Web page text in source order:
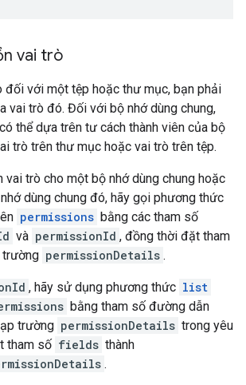
vai trò
đối với một tệp hoặc thư mục, bạn phải
vai trò đó. Đối với bộ nhớ dùng chung,
thể dựa trên tư cách thành viên của bộ
trò trên thư mục hoặc vai trò trên tệp.
vai trò cho một bộ nhớ dùng chung hoặc
dùng chung đó, hãy gọi phương thức
permissions bằng các tham số
và permissionId , đồng thời đặt tham
trường permissionDetails .
, hãy sử dụng phương thức list
bằng tham số đường dẫn
trường permissionDetails trong yêu
tham số fields thành
.